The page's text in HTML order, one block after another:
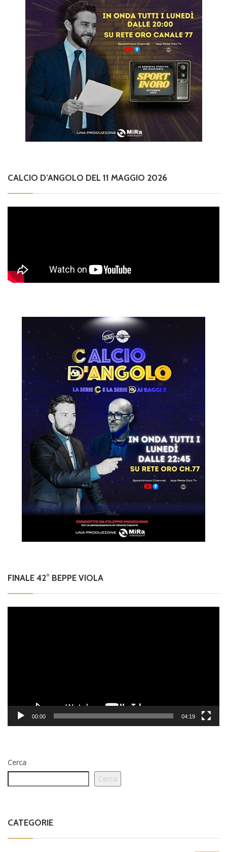
CALCIO D’ANGOLO DEL 11 MAGGIO 2026
FINALE 42° BEPPE VIOLA
00:00 04:19
Cerca
Cerca
CATEGORIE